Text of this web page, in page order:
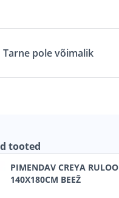
Tarne pole võimalik
tooted
PIMENDAV CREYA RULOO
140X180CM BEEŽ